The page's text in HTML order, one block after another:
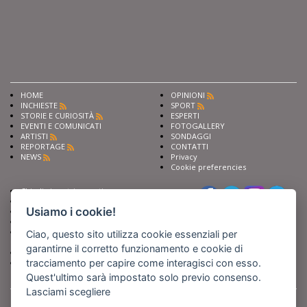
HOME
INCHIESTE
STORIE E CURIOSITÀ
EVENTI E COMUNICATI
ARTISTI
REPORTAGE
NEWS
OPINIONI
SPORT
ESPERTI
FOTOGALLERY
SONDAGGI
CONTATTI
Privacy
Cookie preferencies
Chiedi ai nostri esperti
Fai pubblicità con noi
Iscriviti al nostro corso di
giornalismo
Compra i nostri libri
Entra in Barinedita Map
Usiamo i cookie!
Ciao, questo sito utilizza cookie essenziali per
garantirne il corretto funzionamento e cookie di
tracciamento per capire come interagisci con esso.
Quest'ultimo sarà impostato solo previo consenso.
Lasciami scegliere